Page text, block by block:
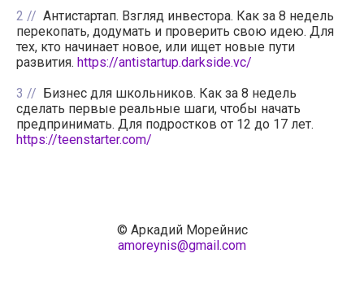
2
Антистартап. Взгляд инвестора. Как за 8 недель
перекопать, додумать и проверить свою идею. Для
тех, кто начинает новое, или ищет новые пути
развития. https://antistartup.darkside.vc/
3
Бизнес для школьников. Как за 8 недель
сделать первые реальные шаги, чтобы начать
предпринимать. Для подростков от 12 до 17 лет.
https://teenstarter.com/
© Аркадий Морейнис
amoreynis@gmail.com